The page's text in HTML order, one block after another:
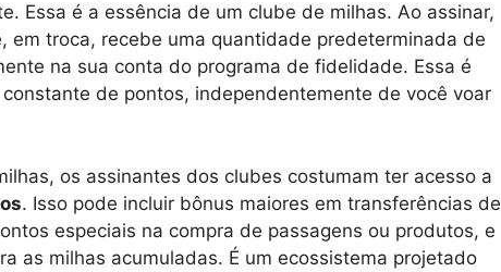
Essa é a essência de um clube de milhas. Ao assinar,
em troca, recebe uma quantidade predeterminada de
na sua conta do programa de fidelidade. Essa é
de pontos, independentemente de você voar
os assinantes dos clubes costumam ter acesso a
. Isso pode incluir bônus maiores em transferências de
especiais na compra de passagens ou produtos, e
as milhas acumuladas. É um ecossistema projetado